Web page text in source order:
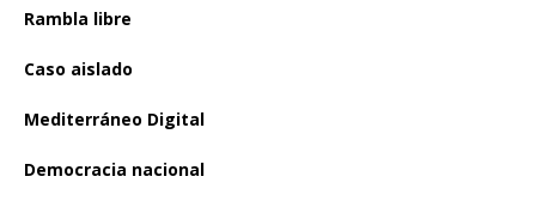
Rambla libre
Caso aislado
Mediterráneo Digital
Democracia nacional